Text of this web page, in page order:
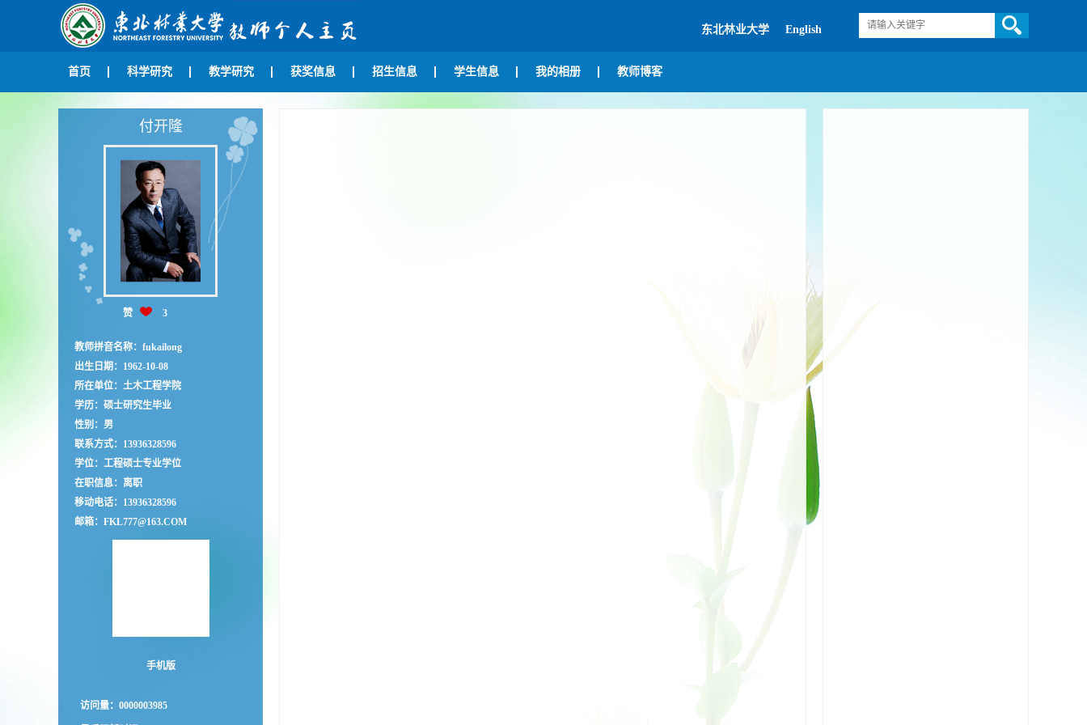
东北林业大学 English
首页 科学研究 教学研究 获奖信息 招生信息 学生信息 我的相册 教师博客
付开隆
赞 3
教师拼音名称：fukailong
出生日期：1962-10-08
所在单位：土木工程学院
学历：硕士研究生毕业
性别：男
联系方式：13936328596
学位：工程硕士专业学位
在职信息：离职
移动电话： 13936328596
邮箱： FKL777@163.COM
手机版
访问量： 0000003985